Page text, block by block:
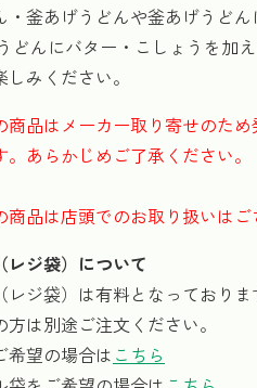
・釜あげうどんや釜あげうど
どんにバター・こしょうを加
みください。
品はメーカー取り寄せのた
。あらかじめご了承ください。
品は店頭でのお取り扱いはご
レジ袋）について
レジ袋）は有料となっておりま
方は別途ご注文ください。
希望の場合は こちら